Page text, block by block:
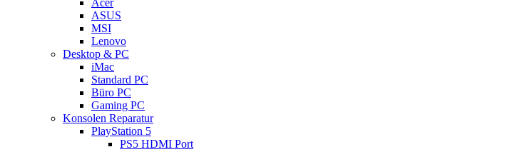
Acer
ASUS
MSI
Lenovo
Desktop & PC
iMac
Standard PC
Büro PC
Gaming PC
Konsolen Reparatur
PlayStation 5
PS5 HDMI Port